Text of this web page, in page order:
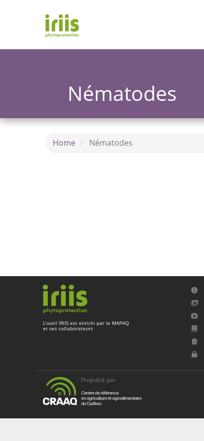
Nématodes
Home Nématodes
L’outil IRIIS est enrichi par le MAPAQ
et ses collaborateurs
Propulsé par